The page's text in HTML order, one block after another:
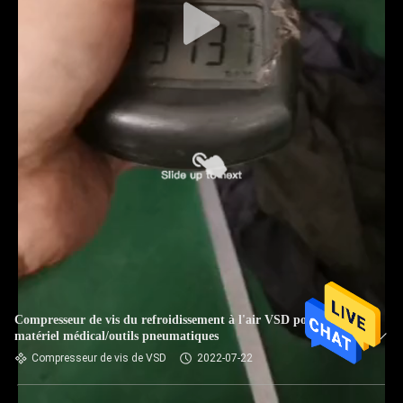
Compresseur de vis du refroidissement à l'air VSD pour le
matériel médical/outils pneumatiques
Compresseur de vis de VSD 2022-07-22